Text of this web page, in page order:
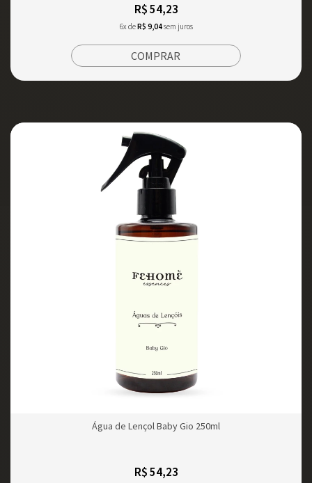
R$ 54,23
6x deR$ 9,04sem juros
COMPRAR
Água de Lençol Baby Gio 250ml
R$ 54,23